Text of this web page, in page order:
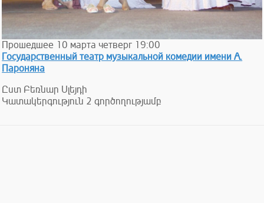
Прошедшее 10 марта четверг 19:00
Государственный театр музыкальной комедии имени А.
Пароняна
Ըստ Բեռնար Սլեյդի
Կատակերգություն 2 գործողությամբ